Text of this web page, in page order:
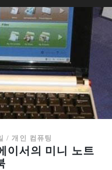
/ 개인 컴퓨팅
이서의 미니 노트